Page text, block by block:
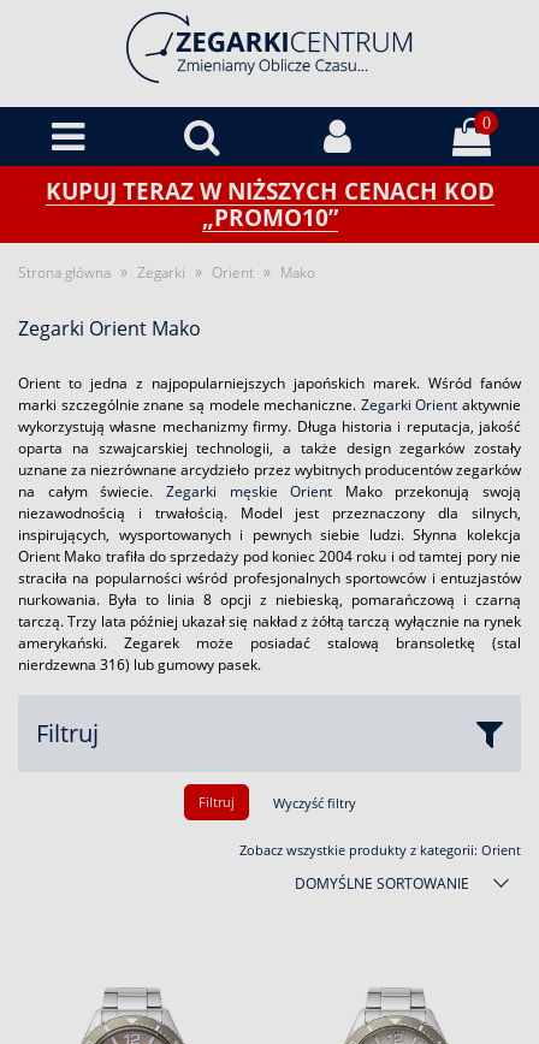
0
KUPUJ TERAZ W NIŻSZYCH CENACH KOD
„PROMO10”
Strona główna » Zegarki » Orient » Mako
Zegarki Orient Mako
Orient to jedna z najpopularniejszych japońskich marek. Wśród fanów
marki szczególnie znane są modele mechaniczne. Zegarki Orient aktywnie
wykorzystują własne mechanizmy firmy. Długa historia i reputacja, jakość
oparta na szwajcarskiej technologii, a także design zegarków zostały
uznane za niezrównane arcydzieło przez wybitnych producentów zegarków
na całym świecie. Zegarki męskie Orient Mako przekonują swoją
niezawodnością i trwałością. Model jest przeznaczony dla silnych,
inspirujących, wysportowanych i pewnych siebie ludzi. Słynna kolekcja
Orient Mako trafiła do sprzedaży pod koniec 2004 roku i od tamtej pory nie
straciła na popularności wśród profesjonalnych sportowców i entuzjastów
nurkowania. Była to linia 8 opcji z niebieską, pomarańczową i czarną
tarczą. Trzy lata później ukazał się nakład z żółtą tarczą wyłącznie na rynek
amerykański. Zegarek może posiadać stalową bransoletkę (stal
nierdzewna 316) lub gumowy pasek.
Filtruj
Filtruj Wyczyść filtry
Zobacz wszystkie produkty z kategorii: Orient
DOMYŚLNE SORTOWANIE